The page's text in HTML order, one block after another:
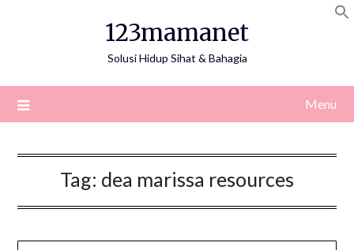
123mamanet
Solusi Hidup Sihat & Bahagia
Menu
Tag: dea marissa resources